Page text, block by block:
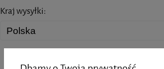
Kraj wysyłki:
InPost Kurier